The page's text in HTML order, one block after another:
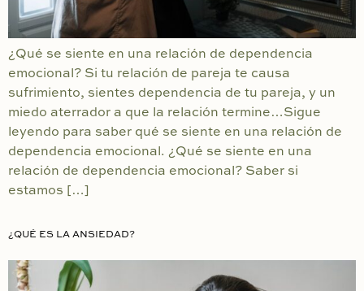
¿Qué se siente en una relación de dependencia
emocional? Si tu relación de pareja te causa
sufrimiento, sientes dependencia de tu pareja, y un
miedo aterrador a que la relación termine…Sigue
leyendo para saber qué se siente en una relación de
dependencia emocional. ¿Qué se siente en una
relación de dependencia emocional? Saber si
estamos […]
¿QUÉ ES LA ANSIEDAD?